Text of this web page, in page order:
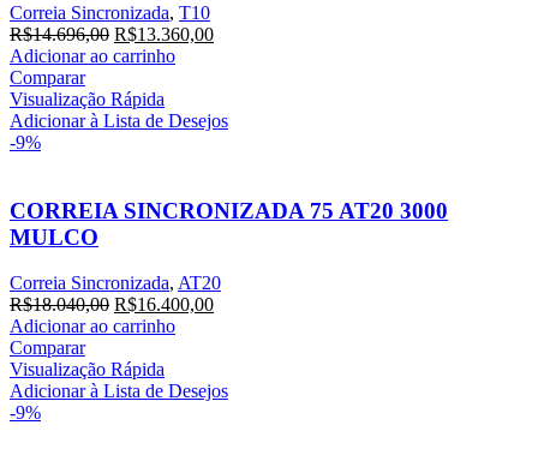
Correia Sincronizada, T10
R$14.696,00 R$13.360,00
Adicionar ao carrinho
Comparar
Visualização Rápida
Adicionar à Lista de Desejos
-9%
CORREIA SINCRONIZADA 75 AT20 3000
MULCO
Correia Sincronizada, AT20
R$18.040,00 R$16.400,00
Adicionar ao carrinho
Comparar
Visualização Rápida
Adicionar à Lista de Desejos
-9%